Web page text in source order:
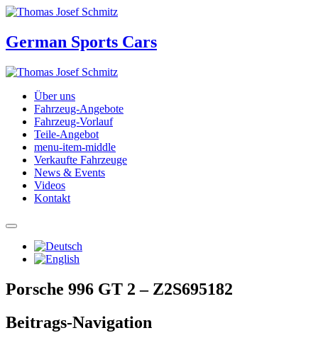
German Sports Cars
Über uns
Fahrzeug-Angebote
Fahrzeug-Vorlauf
Teile-Angebot
menu-item-middle
Verkaufte Fahrzeuge
News & Events
Videos
Kontakt
Porsche 996 GT 2 – Z2S695182
Beitrags-Navigation